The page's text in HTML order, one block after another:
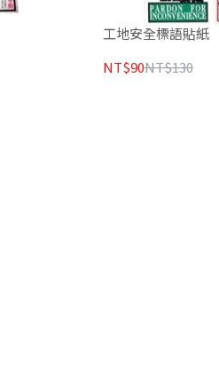
工地安全標語貼紙
NT$90NT$130